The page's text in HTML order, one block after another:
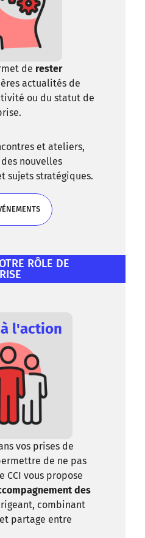
de rester
actualités de
ou du statut de
et ateliers,
nouvelles
sujets stratégiques.
RÔLE DE
l'action
vos prises de
de ne pas
CCI vous propose
des
combinant
partage entre